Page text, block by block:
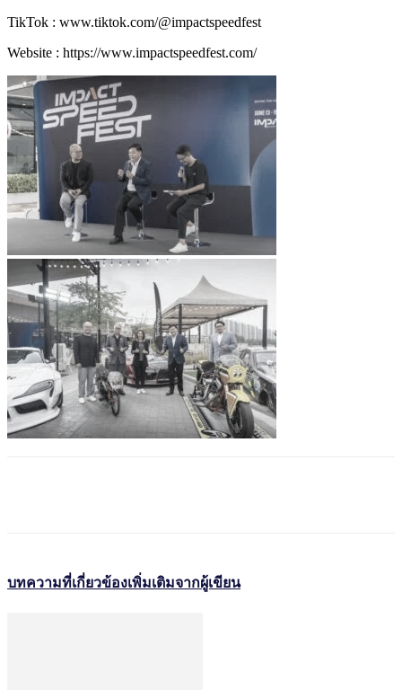
TikTok : www.tiktok.com/@impactspeedfest
Website : https://www.impactspeedfest.com/
บทความที่เกี่ยวข้องเพิ่มเติมจากผู้เขียน